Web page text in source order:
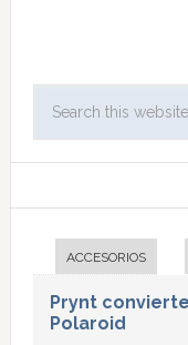
ACCESORIOS
Prynt
Polaroid